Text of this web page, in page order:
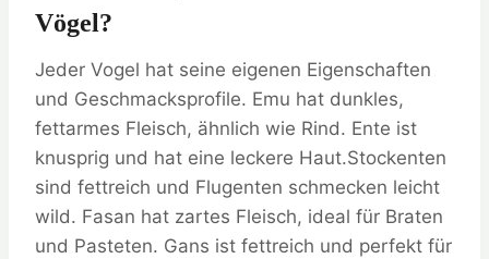
Vögel?
Jeder Vogel hat seine eigenen Eigenschaften
und Geschmacksprofile. Emu hat dunkles,
fettarmes Fleisch, ähnlich wie Rind. Ente ist
knusprig und hat eine leckere Haut.Stockenten
sind fettreich und Flugenten schmecken leicht
wild. Fasan hat zartes Fleisch, ideal für Braten
und Pasteten. Gans ist fettreich und perfekt für